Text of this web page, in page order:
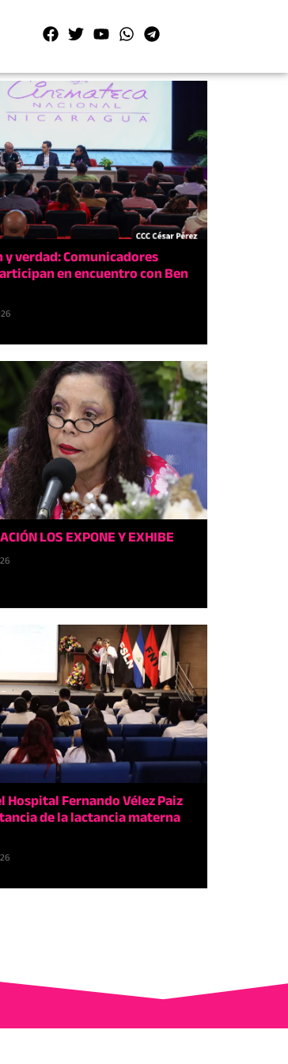
verdad: Comunicadores
en encuentro con Ben
LOS EXPONE Y EXHIBE
Hospital Fernando Vélez Paiz
de la lactancia materna